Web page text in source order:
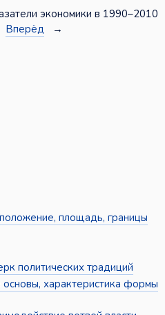
экономики в 1990–2010
Вперёд →
площадь, границы
политических традиций
основы, характеристика формы